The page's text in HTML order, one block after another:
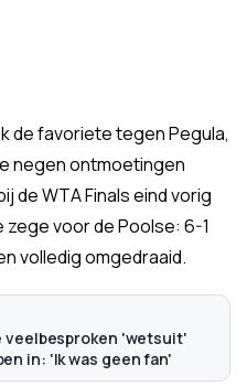
de favoriete tegen Pegula,
negen ontmoetingen
de WTA Finals eind vorig
zege voor de Poolse: 6-1
volledig omgedraaid.
veelbesproken 'wetsuit'
in: 'Ik was geen fan'